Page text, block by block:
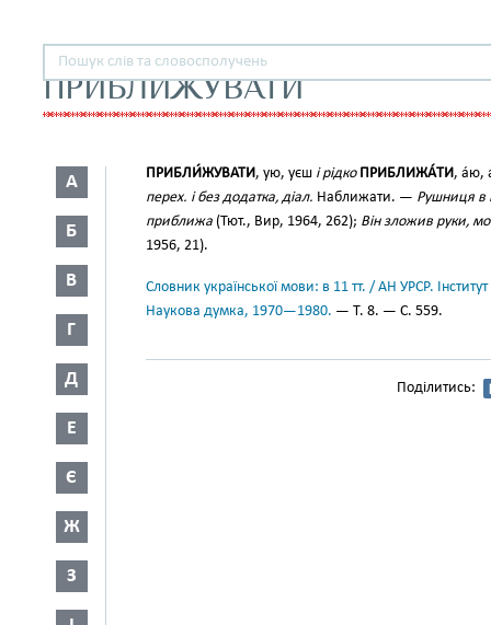
ПРИБЛИЖУВАТИ
А
Б
В
Г
Д
Е
Є
Ж
З
ПРИБЛИ́ЖУВАТИ, ую, уєш і рідко ПРИБЛИЖА́ТИ, а́ю,
перех. і без додатка, діал. Наближати. — Рушниця в
приближа (Тют., Вир, 1964, 262); Він зложив руки,
1956, 21).
Словник української мови: в 11 тт. / АН УРСР.
Наукова думка, 1970—1980. — Т. 8. — С. 559.
Поділитись: